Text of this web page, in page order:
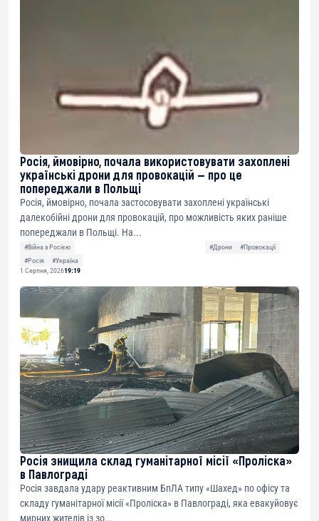
Росія, ймовірно, почала використовувати захоплені
українські дрони для провокацій — про це
попереджали в Польщі
Росія, ймовірно, почала застосовувати захоплені українські
далекобійні дрони для провокацій, про можливість яких раніше
попереджали в Польщі. На...
#Війна з Росією #Дрони
#Провокації
#Росія
#Україна
1 Серпня, 202619:19
Росія знищила склад гуманітарної місії «Проліска»
в Павлограді
Росія завдала удару реактивним БпЛА типу «Шахед» по офісу та
складу гуманітарної місії «Проліска» в Павлограді, яка евакуйовує
мирних жителів із зо...